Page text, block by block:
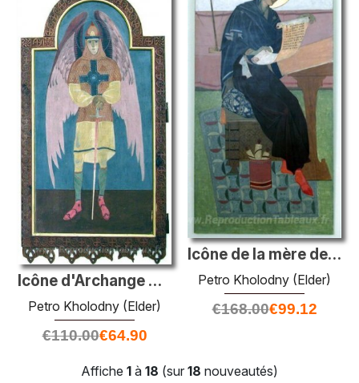
Icône de la mère de Dieu
Petro Kholodny (Elder)
€168.00€99.12
Icône d'Archange Michael
Petro Kholodny (Elder)
€110.00€64.90
Affiche 1 à 18 (sur 18 nouveautés)